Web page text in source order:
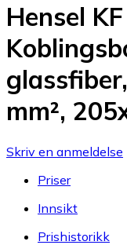
Hensel
mm²,
Skriv en anmeldelse
Priser
Innsikt
Prishistorikk